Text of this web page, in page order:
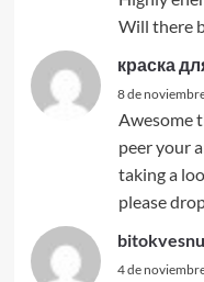
Will there
краска
8 de
Awesome
peer your
taking a
please
4 de